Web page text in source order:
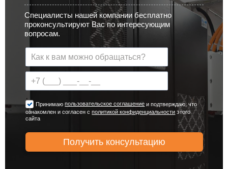
Специалисты нашей компании бесплатно
проконсультируют Вас по интересующим
вопросам.
Принимаюпользовательское соглашение и подтверждаю, что
ознакомлен и согласен сполитикой конфиденциальности этого
сайта